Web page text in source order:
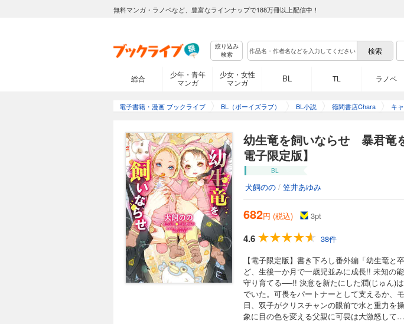
無料マンガ・ラノベなど、豊富なラインナップで188万冊以上配信中！
絞り込み
検索
総合
少年・青年
マンガ
少女・女性
マンガ
BL TL ラノベ
電子書籍・漫画 ブックライブ BL（ボーイズラブ） BL小説 徳間書店Chara キ
幼生竜を飼いならせ 暴君竜
電子限定版】
BL
犬飼のの / 笠井あゆみ
682円 (税込) 3pt
4.6
38件
【電子限定版】書き下ろし番外編「幼生竜
ど、生後一か月で一歳児並みに成長!! 未知の
守り育てる──!! 決意を新たにした潤(じゅん)
でいた。可畏をパートナーとして支えるか、
日、双子がクリスチャンの眼前で水と重力を
象に目の色を変える父親に可畏は大激怒して